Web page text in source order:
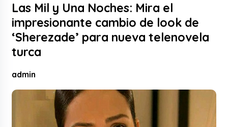
Las Mil y Una Noches: Mira el
impresionante cambio de look de
‘Sherezade’ para nueva telenovela
turca
admin